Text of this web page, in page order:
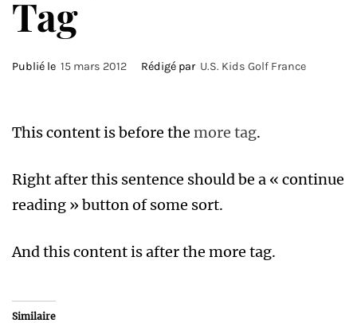
Tag
Publié le 15 mars 2012 Rédigé par U.S. Kids Golf France
This content is before the more tag.
Right after this sentence should be a « continue
reading » button of some sort.
And this content is after the more tag.
Similaire